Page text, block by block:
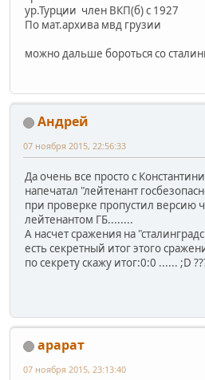
ур.Турции член ВКП(б) с 1927
По мат.архива мвд грузии
можно дальше бороться со
Андрей
07 ноября 2015, 22:56:33
Да очень все просто с
напечатал "лейтенант
при проверке пропустил версию
лейтенантом ГБ........
А насчет сражения на
есть секретный итог этого
по секрету скажу итог:0:0 ...... ;D
арарат
07 ноября 2015, 23:13:40